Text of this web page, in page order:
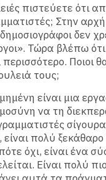
πιστεύετε ότι
Στην
δημοσιογράφοι δεν
Τώρα βλέπω ότι
Ποιοι
τους;
είναι μια
να τη
πολύ
όχι, είναι ένα
Είναι πολύ